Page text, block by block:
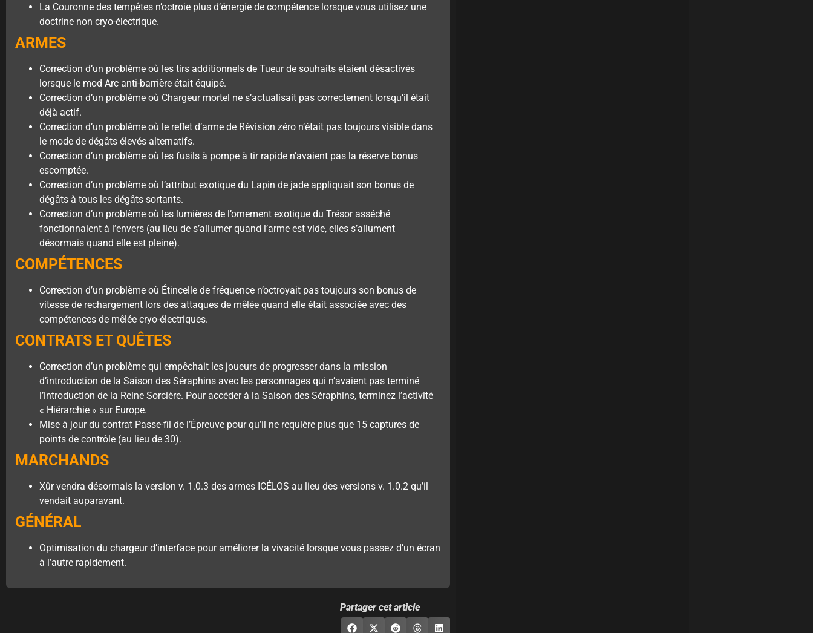
La Couronne des tempêtes n’octroie plus d’énergie de compétence lorsque vous utilisez une
doctrine non cryo-électrique.
ARMES
Correction d’un problème où les tirs additionnels de Tueur de souhaits étaient désactivés
lorsque le mod Arc anti-barrière était équipé.
Correction d’un problème où Chargeur mortel ne s’actualisait pas correctement lorsqu’il était
déjà actif.
Correction d’un problème où le reflet d’arme de Révision zéro n’était pas toujours visible dans
le mode de dégâts élevés alternatifs.
Correction d’un problème où les fusils à pompe à tir rapide n’avaient pas la réserve bonus
escomptée.
Correction d’un problème où l’attribut exotique du Lapin de jade appliquait son bonus de
dégâts à tous les dégâts sortants.
Correction d’un problème où les lumières de l’ornement exotique du Trésor asséché
fonctionnaient à l’envers (au lieu de s’allumer quand l’arme est vide, elles s’allument
désormais quand elle est pleine).
COMPÉTENCES
Correction d’un problème où Étincelle de fréquence n’octroyait pas toujours son bonus de
vitesse de rechargement lors des attaques de mêlée quand elle était associée avec des
compétences de mêlée cryo-électriques.
CONTRATS ET QUÊTES
Correction d’un problème qui empêchait les joueurs de progresser dans la mission
d’introduction de la Saison des Séraphins avec les personnages qui n’avaient pas terminé
l’introduction de la Reine Sorcière. Pour accéder à la Saison des Séraphins, terminez l’activité
« Hiérarchie » sur Europe.
Mise à jour du contrat Passe-fil de l’Épreuve pour qu’il ne requière plus que 15 captures de
points de contrôle (au lieu de 30).
MARCHANDS
Xûr vendra désormais la version v. 1.0.3 des armes ICÉLOS au lieu des versions v. 1.0.2 qu’il
vendait auparavant.
GÉNÉRAL
Optimisation du chargeur d’interface pour améliorer la vivacité lorsque vous passez d’un écran
à l’autre rapidement.
Partager cet article